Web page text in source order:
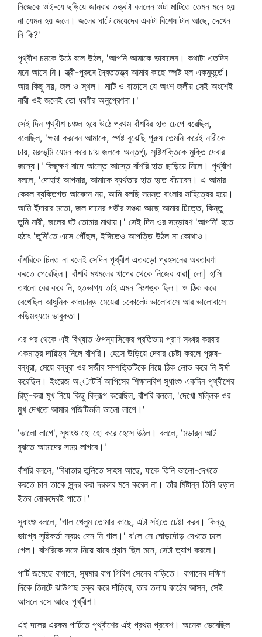
নিজেকে ওই-যে ছড়িয়ে জানবার তত্ত্বটা বললেন ওটা মাটিতে তেমন মনে হয়
না যেমন হয় জলে। জলের ঘাটে মেয়েদের একটা বিশেষ টান আছে, দেখেন
নি কি?'
পৃথ্বীশ চমকে উঠে বলে উঠল, 'আপনি আমাকে ভাবালেন। কথাটা এতদিন
মনে আসে নি। স্ত্রী-পুরুষে দ্বৈততত্ত্ব আমার কাছে স্পষ্ট হল একমুহূর্তে।
আর কিছু নয়, জল ও স্থল। মাটি ও বাতাসে যে অংশ জলীয় সেই অংশেই
নারী ওই জলেই তো ধরণীর অনুপ্রেণনা।'
সেই দিন পৃথ্বীশ চঞ্চল হয়ে উঠে প্রথম বাঁশরির হাত চেপে ধরেছিল,
বলেছিল, 'ক্ষমা করবেন আমাকে, স্পষ্ট বুঝেছি পুরুষ তেমনি করেই নারীকে
চায়, মরুভূমি যেমন করে চায় জলকে অন্তর্গূঢ় সৃষ্টিশক্তিকে মুক্তি দেবার
জন্যে।' কিছুক্ষণ বাদে আস্তে আস্তে বাঁশরি হাত ছাড়িয়ে নিলে। পৃথ্বীশ
বললে, 'দোহাই আপনার, আমাকে ব্যর্থতার হাত হতে বাঁচাবেন। এ আমার
কেবল ব্যক্তিগত আবেদন নয়, আমি বলছি সমস্ত বাংলার সাহিত্যের হয়ে।
আমি ইঁদারার মতো, জল দানের গভীর সঞ্চয় আছে আমার চিত্তে, কিন্তু
তুমি নারী, জলের ঘট তোমার মাথায়।' সেই দিন ওর সম্ভাষণ 'আপনি' হতে
হঠাৎ 'তুমি'তে এসে পৌঁছল, ইঙ্গিতেও আপত্তি উঠল না কোথাও।
বাঁশরিকে চিনত না বলেই সেদিন পৃথ্বীশ এতবড়ো প্রহসনের অবতারণা
করতে পেরেছিল। বাঁশরি মখমলের খাপের থেকে নিজের ধারা[ লো] হাসি
তখনো বের করে নি, হতভাগ্য তাই এমন নিঃশঙ্ক ছিল। ও ঠিক করে
রেখেছিল আধুনিক কালচার্‌ড মেয়েরা চকোলেট ভালোবাসে আর ভালোবাসে
কড়িমধ্যমে ভাবুকতা।
এর পর থেকে এই বিখ্যাত ঔপন্যাসিকের প্রতিভায় প্রাণ সঞ্চার করবার
একমাত্র দায়িত্ব নিলে বাঁশরি। হেসে উড়িয়ে দেবার চেষ্টা করলে পুরুষ-
বন্ধুরা, মেয়ে বন্ধুরা ওর সজীব সম্পত্তিটিকে নিয়ে ঠিক লোভ করে নি ঈর্ষা
করেছিল। ইংরেজ অ৻াটর্নি আপিসের শিক্ষানবিশ সুধাংশু একদিন পৃথ্বীশের
রিফু-করা মুখ নিয়ে কিছু বিদ্রূপ করেছিল, বাঁশরি বললে, 'দেখো মল্লিক ওর
মুখ দেখতে আমার পজিটিভলি ভালো লাগে।'
'ভালো লাগে', সুধাংশু হো হো করে হেসে উঠল। বললে, 'মডার্‌ন আর্ট
বুঝতে আমাদের সময় লাগবে।'
বাঁশরি বললে, 'বিধাতার তুলিতে সাহস আছে, যাকে তিনি ভালো-দেখতে
করতে চান তাকে সুন্দর করা দরকার মনে করেন না। তাঁর মিষ্টান্ন তিনি ছড়ান
ইতর লোকদেরই পাতে।'
সুধাংশু বললে, 'গাল খেলুম তোমার কাছে, এটা সইতে চেষ্টা করব। কিন্তু
ভাগ্যে সৃষ্টিকর্তা স্বয়ং দেন নি গাল।' ব'লে সে ঘোড়দৌড় দেখতে চলে
গেল। বাঁশরিকে সঙ্গে নিয়ে যাবে প্ল্যান ছিল মনে, সেটা ত্যাগ করলে।
পার্টি জমেছে বাগানে, সুষমার বাপ গিরিশ সেনের বাড়িতে। বাগানের দক্ষিণ
দিকে তিনটে ঝাউগাছ চক্র করে দাঁড়িয়ে, তার তলায় কাঠের আসন, সেই
আসনে বসে আছে পৃথ্বীশ।
এই দলের এরকম পার্টিতে পৃথ্বীশের এই প্রথম প্রবেশ। অনেক ভেবেছিল